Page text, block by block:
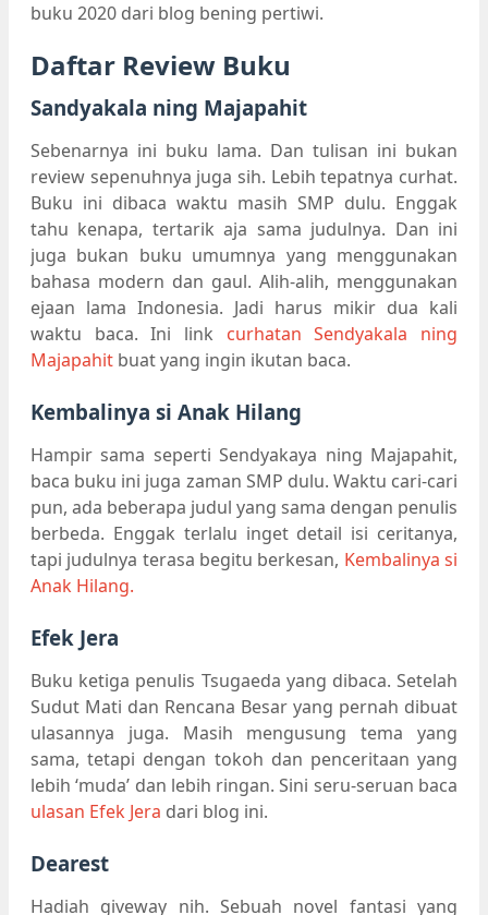
buku 2020 dari blog bening pertiwi.
Daftar Review Buku
Sandyakala ning Majapahit
Sebenarnya ini buku lama. Dan tulisan ini bukan
review sepenuhnya juga sih. Lebih tepatnya curhat.
Buku ini dibaca waktu masih SMP dulu. Enggak
tahu kenapa, tertarik aja sama judulnya. Dan ini
juga bukan buku umumnya yang menggunakan
bahasa modern dan gaul. Alih-alih, menggunakan
ejaan lama Indonesia. Jadi harus mikir dua kali
waktu baca. Ini link curhatan Sendyakala ning
Majapahit buat yang ingin ikutan baca.
Kembalinya si Anak Hilang
Hampir sama seperti Sendyakaya ning Majapahit,
baca buku ini juga zaman SMP dulu. Waktu cari-cari
pun, ada beberapa judul yang sama dengan penulis
berbeda. Enggak terlalu inget detail isi ceritanya,
tapi judulnya terasa begitu berkesan, Kembalinya si
Anak Hilang.
Efek Jera
Buku ketiga penulis Tsugaeda yang dibaca. Setelah
Sudut Mati dan Rencana Besar yang pernah dibuat
ulasannya juga. Masih mengusung tema yang
sama, tetapi dengan tokoh dan penceritaan yang
lebih ‘muda’ dan lebih ringan. Sini seru-seruan baca
ulasan Efek Jera dari blog ini.
Dearest
Hadiah giveway nih. Sebuah novel fantasi yang